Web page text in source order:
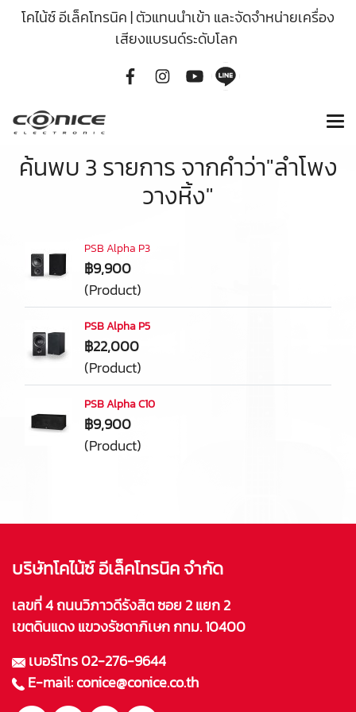
โคไน้ซ์ อีเล็คโทรนิค | ตัวแทนนำเข้า และจัดจำหน่ายเครื่อง
เสียงแบรนด์ระดับโลก
ค้นพบ 3 รายการ จากคำว่า"ลำโพง
วางหิ้ง"
PSB Alpha P3
฿9,900
(Product)
PSB Alpha P5
฿22,000
(Product)
PSB Alpha C10
฿9,900
(Product)
บริษัทโคไน้ซ์ อีเล็คโทรนิค จำกัด
เลขที่ 4 ถนนวิภาวดีรังสิต ซอย 2 แยก 2
เขตดินแดง แขวงรัชดาภิเษก กทม. 10400
เบอร์โทร02-276-9644
E-mail:conice@conice.co.th